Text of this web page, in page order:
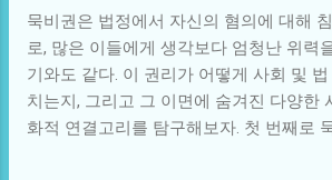
험은 과학계의 복잡한 구조를 반영하며,
이라도 개인의 신뢰성을 잃으면 그 의미
명확히 ...
법 중 하나로 자리잡고 있다. 기술적으로
술은 인공지능(AI), 머신러닝, 센서 기술의
하고 있다. 이들은 교통 환경을 인식하고,
실시간으로 상황을 판단하는 데 필수적이
는 이러한 기술의 집합체로, 특정 지역 내
묵비권은 법정에서 자신의 혐의에 대해
로, 많은 이들에게 생각보다 엄청난 위력
기와도 같다. 이 권리가 어떻게 사회 및
치는지, 그리고 그 이면에 숨겨진 다양한
화적 연결고리를 탐구해보자. 첫 번째로